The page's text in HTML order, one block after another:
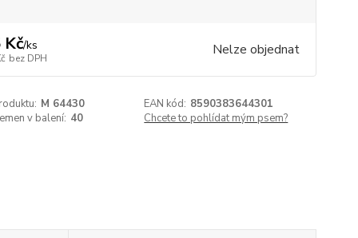
Kč/ks
bez DPH Nelze objednat
M 64430 EAN kód: 8590383644301
v balení: 40 Chcete to pohlídat mým psem?